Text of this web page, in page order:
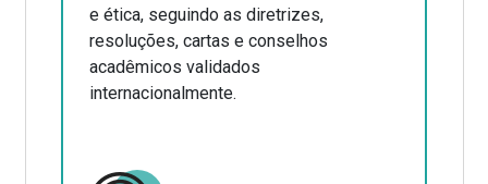
e ética, seguindo as diretrizes,
resoluções, cartas e conselhos
acadêmicos validados
internacionalmente.